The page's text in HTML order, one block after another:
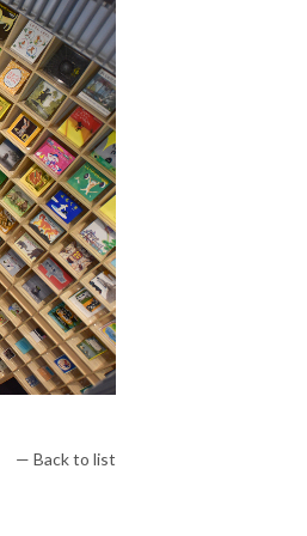
— Back to list